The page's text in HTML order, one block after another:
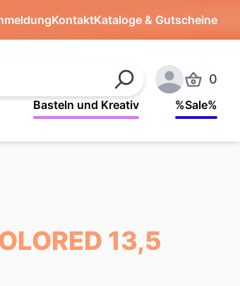
KontaktKataloge & Gutscheine
Suchen
Anmelden
Produkte
0
Basteln und Kreativ %Sale%
13,5